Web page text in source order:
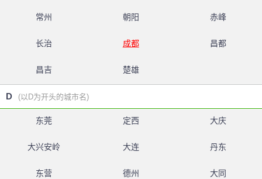
常州 朝阳 赤峰
长治 成都 昌都
昌吉 楚雄
D (以D为开头的城市名)
东莞 定西 大庆
大兴安岭 大连 丹东
东营 德州 大同